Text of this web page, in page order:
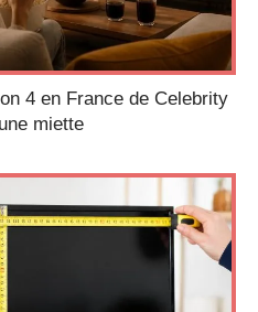
4 en France de Celebrity
miette